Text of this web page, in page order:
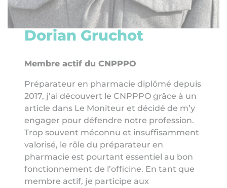
Dorian Gruchot
Membre actif du CNPPPO
Préparateur en pharmacie diplômé depuis
2017, j’ai découvert le CNPPPO grâce à un
article dans Le Moniteur et décidé de m’y
engager pour défendre notre profession.
Trop souvent méconnu et insuffisamment
valorisé, le rôle du préparateur en
pharmacie est pourtant essentiel au bon
fonctionnement de l’officine. En tant que
membre actif, je participe aux